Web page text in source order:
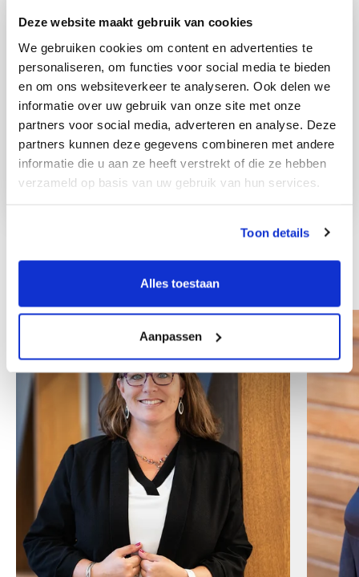
Deze website maakt gebruik van cookies
We gebruiken cookies om content en advertenties te
personaliseren, om functies voor social media te bieden
en om ons websiteverkeer te analyseren. Ook delen we
informatie over uw gebruik van onze site met onze
partners voor social media, adverteren en analyse. Deze
partners kunnen deze gegevens combineren met andere
informatie die u aan ze heeft verstrekt of die ze hebben
verzameld op basis van uw gebruik van hun services.
Toon details
Alles toestaan
Aanpassen
Ostali zaposlenici